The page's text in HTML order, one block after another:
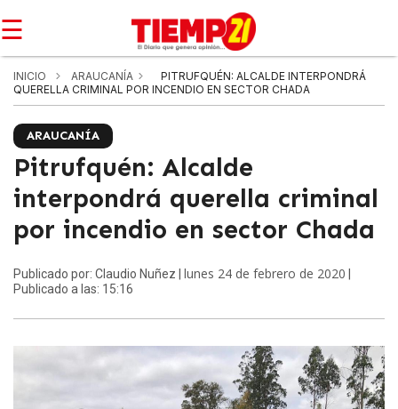
☰
INICIO ARAUCANÍA
PITRUFQUÉN: ALCALDE INTERPONDRÁ
QUERELLA CRIMINAL POR INCENDIO EN SECTOR CHADA
ARAUCANÍA
Pitrufquén: Alcalde
interpondrá querella criminal
por incendio en sector Chada
Publicado por: Claudio Nuñez | lunes 24 de febrero de 2020
Publicado a las: 15:16